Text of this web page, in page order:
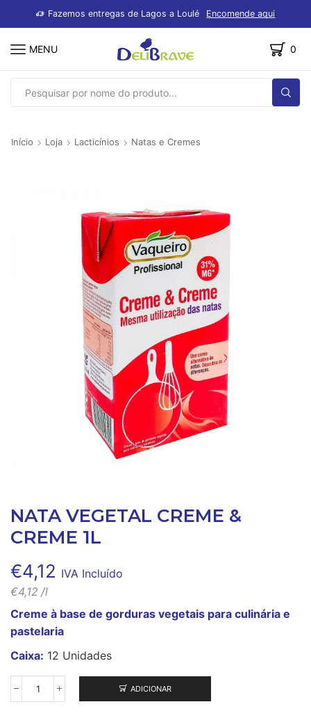
Fazemos entregas de Lagos a Loulé Encomende aqui
MENU 0
SEARCH
Início Loja Lacticínios Natas e Cremes
NATA VEGETAL CREME &
CREME 1L
€4,12 IVA Incluído
€4,12 /l
Creme à base de gorduras vegetais para culinária e
pastelaria
Caixa: 12 Unidades
Quantidade
ADICIONAR